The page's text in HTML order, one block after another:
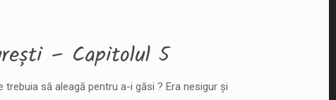
– Capitolul 5
trebuia să aleagă pentru a-i găsi ? Era nesigur și